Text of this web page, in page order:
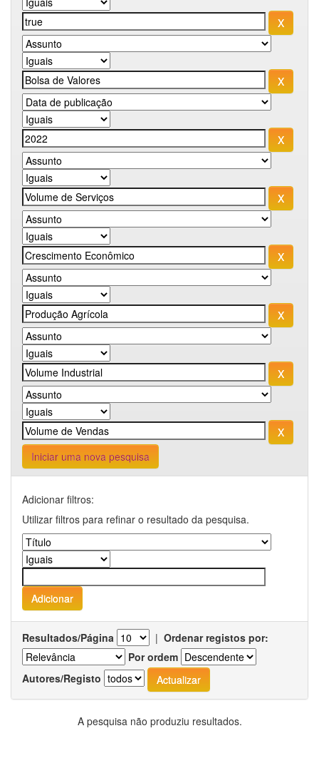
Iniciar uma nova pesquisa
Adicionar filtros:
Utilizar filtros para refinar o resultado da pesquisa.
Resultados/Página | Ordenar registos por:
Por ordem
Autores/Registo
A pesquisa não produziu resultados.